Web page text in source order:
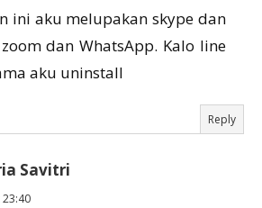
ini aku melupakan skype dan
dan WhatsApp. Kalo line
aku uninstall
Reply
Savitri
23:40